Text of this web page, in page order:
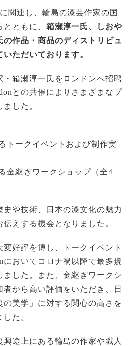
関連し、輪島の漆芸作家の国
ともに、 箱瀬淳一氏、しおや
の作品・商品のディストリビュ
ただいております。
・箱瀬淳一氏をロンドンへ招聘
との共催によりさまざまなプ
した。
トークイベントおよび制作実
金継ぎワークショップ（全4
史や技術、日本の漆文化の魅力
えする機会となりました。
変好評を博し、トークイベント
においてコロナ禍以降で最多規
ました。また、金継ぎワークシ
者から高い評価をいただき、日
の美学」に対する関心の高さを
た。
途上にある輪島の作家や職人